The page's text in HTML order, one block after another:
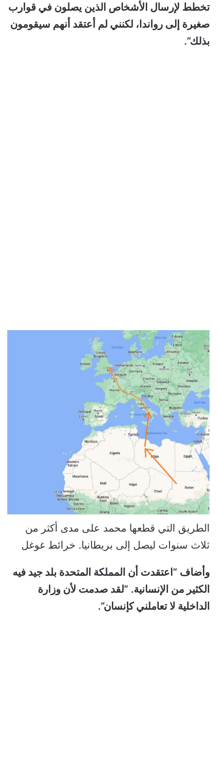
تخطط لإرسال الأشخاص الذين يصلون في قوارب
صغيرة إلى رواندا، لكنني لم أعتقد أنهم سيقومون
بذلك”.
الطريق التي قطعها محمد على مدى أكثر من
ثلاث سنوات ليصل إلى بريطانيا. خرائط غوغل
وأضاف “اعتقدت أن المملكة المتحدة بلد جيد فيه
الكثير من الإنسانية. “لقد صدمت لأن وزارة
الداخلية لا تعاملني كإنسان”.